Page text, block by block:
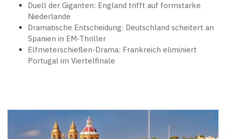
Duell der Giganten: England trifft auf formstarke
Niederlande
Dramatische Entscheidung: Deutschland scheitert an
Spanien in EM-Thriller
Elfmeterschießen-Drama: Frankreich eliminiert
Portugal im Viertelfinale